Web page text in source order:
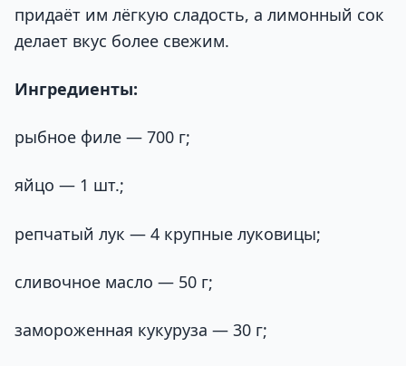
придаёт им лёгкую сладость, а лимонный сок
делает вкус более свежим.
Ингредиенты:
рыбное филе — 700 г;
яйцо — 1 шт.;
репчатый лук — 4 крупные луковицы;
сливочное масло — 50 г;
замороженная кукуруза — 30 г;